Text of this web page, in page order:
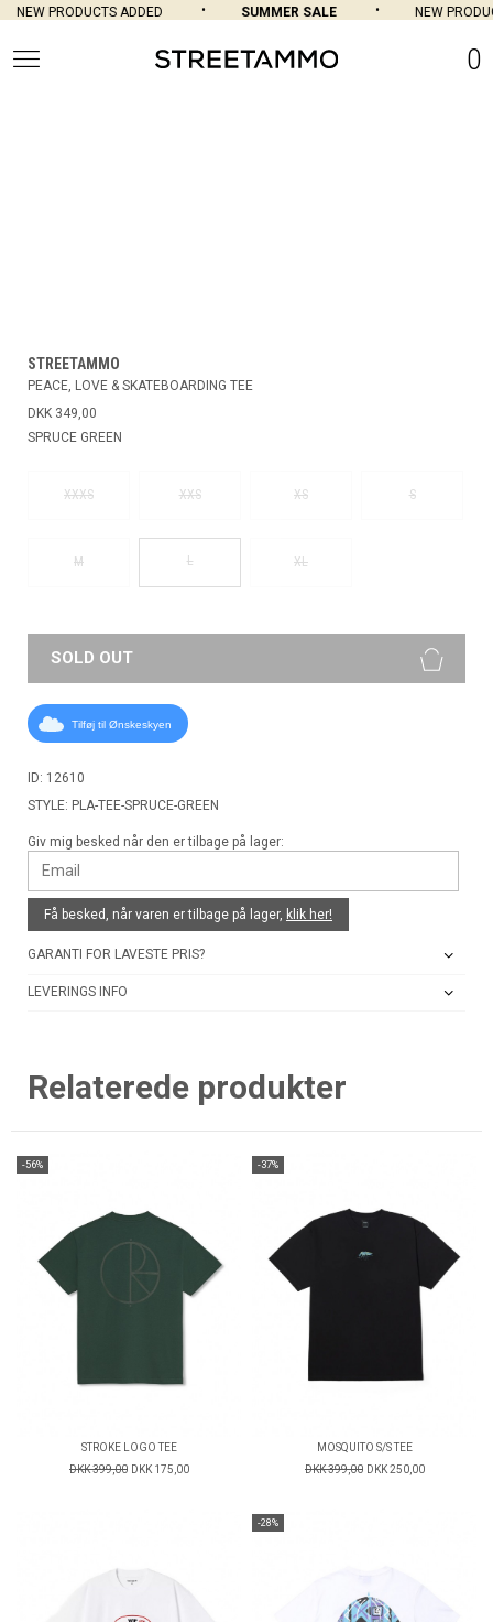
NEW PRODUCTS ADDED SUMMER SALE NEW
0
STREETAMMO
PEACE, LOVE & SKATEBOARDING TEE
DKK 349,00
SPRUCE GREEN
XXXS XXS XS S
M L XL
SOLD OUT
Tilføj til Ønskeskyen
ID: 12610
STYLE: PLA-TEE-SPRUCE-GREEN
Giv mig besked når den er tilbage på lager:
Få besked, når varen er tilbage på lager, klik her!
GARANTI FOR LAVESTE PRIS?
LEVERINGS INFO
Relaterede produkter
-56%
STROKE LOGO TEE
DKK 399,00 DKK 175,00
-37%
MOSQUITO S/S TEE
DKK 399,00 DKK 250,00
-28%